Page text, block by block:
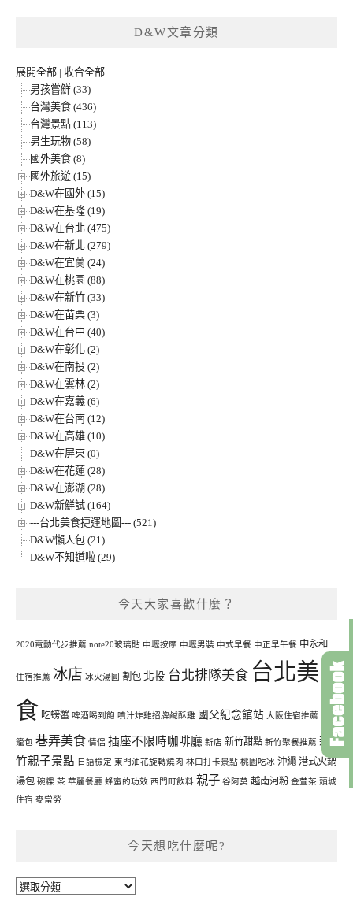
D&W文章分類
展開全部 | 收合全部
男孩嘗鮮 (33)
台灣美食 (436)
台灣景點 (113)
男生玩物 (58)
國外美食 (8)
國外旅遊 (15)
D&W在國外 (15)
D&W在基隆 (19)
D&W在台北 (475)
D&W在新北 (279)
D&W在宜蘭 (24)
D&W在桃園 (88)
D&W在新竹 (33)
D&W在苗栗 (3)
D&W在台中 (40)
D&W在彰化 (2)
D&W在南投 (2)
D&W在雲林 (2)
D&W在嘉義 (6)
D&W在台南 (12)
D&W在高雄 (10)
D&W在屏東 (0)
D&W在花蓮 (28)
D&W在澎湖 (28)
D&W新鮮試 (164)
---台北美食捷運地圖--- (521)
D&W懶人包 (21)
D&W不知道啦 (29)
今天大家喜歡什麼？
2020電動代步推薦 note20玻璃貼 中壢按摩 中壢男裝 中式早餐 中正早午餐 中永和
住宿推薦 冰店 冰火湯圓 割包 北投 台北排隊美食 台北美
食 吃螃蟹 啤酒喝到飽 噴汁炸雞招牌鹹酥雞 國父紀念館站 大阪住宿推薦 小
籠包 巷弄美食 情侶 插座不限時咖啡廳 新店 新竹甜點 新竹聚餐推薦 新
竹親子景點 日語檢定 東門油花旋轉燒肉 林口打卡景點 桃園吃冰 沖繩 港式火鍋
湯包 碗粿 茶 華麗餐廳 蜂蜜的功效 西門町飲料 親子 谷阿莫 越南河粉 金萱茶 頭城
住宿 麥當勞
今天想吃什麼呢?
今